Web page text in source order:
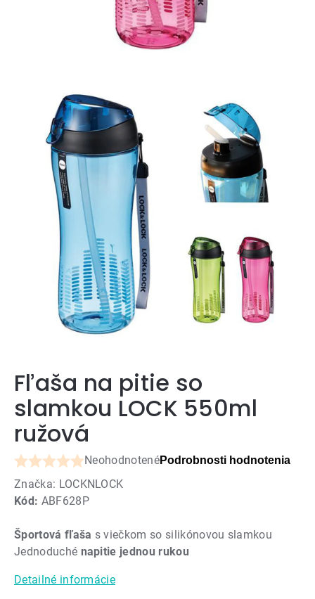
Fľaša na pitie so
slamkou LOCK 550ml
ružová
Kód: ABF628P
Priemerné
hodnotenie
produktu
0,0
z
hviezdičiek.
NeohodnotenéPodrobnosti hodnotenia
Značka: LOCKNLOCK
Športová fľaša s viečkom so silikónovou slamkou
Jednoduché napitie jednou rukou
Detailné informácie